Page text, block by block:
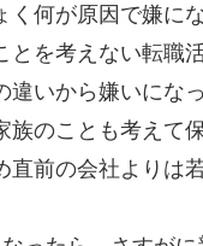
く何が原因で嫌に
とを考えない転職
違いから嫌いにな
族のことも考えて
直前の会社よりは